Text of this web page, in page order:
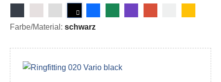
Farbe/Material: schwarz